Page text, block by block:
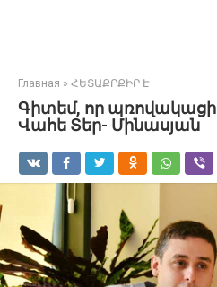
Главная » ՀԵՏԱՔՐՔԻՐ Է
Գիտեմ, որ
Վահե Տեր- Մինասյան